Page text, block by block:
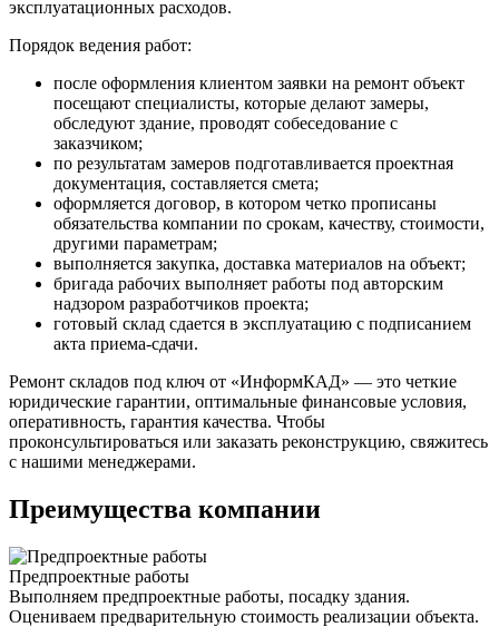
эксплуатационных расходов.
Порядок ведения работ:
после оформления клиентом заявки на ремонт объект
посещают специалисты, которые делают замеры,
обследуют здание, проводят собеседование с
заказчиком;
по результатам замеров подготавливается проектная
документация, составляется смета;
оформляется договор, в котором четко прописаны
обязательства компании по срокам, качеству, стоимости,
другими параметрам;
выполняется закупка, доставка материалов на объект;
бригада рабочих выполняет работы под авторским
надзором разработчиков проекта;
готовый склад сдается в эксплуатацию с подписанием
акта приема-сдачи.
Ремонт складов под ключ от «ИнформКАД» — это четкие
юридические гарантии, оптимальные финансовые условия,
оперативность, гарантия качества. Чтобы
проконсультироваться или заказать реконструкцию, свяжитесь
с нашими менеджерами.
Преимущества компании
Предпроектные работы
Выполняем предпроектные работы, посадку здания.
Оцениваем предварительную стоимость реализации объекта.